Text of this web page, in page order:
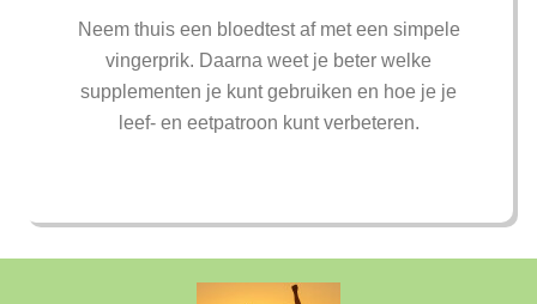
Neem thuis een bloedtest af met een simpele
vingerprik. Daarna weet je beter welke
supplementen je kunt gebruiken en hoe je je
leef- en eetpatroon kunt verbeteren.